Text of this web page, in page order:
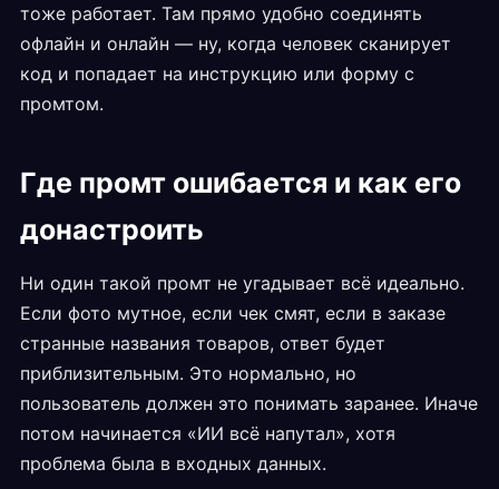
тоже работает. Там прямо удобно соединять
офлайн и онлайн — ну, когда человек сканирует
код и попадает на инструкцию или форму с
промтом.
Где промт ошибается и как его
донастроить
Ни один такой промт не угадывает всё идеально.
Если фото мутное, если чек смят, если в заказе
странные названия товаров, ответ будет
приблизительным. Это нормально, но
пользователь должен это понимать заранее. Иначе
потом начинается «ИИ всё напутал», хотя
проблема была в входных данных.